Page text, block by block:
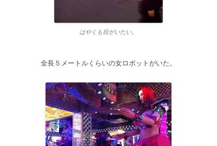
はやくも目がいたい。
全長５メートルくらいの女ロボットがいた。